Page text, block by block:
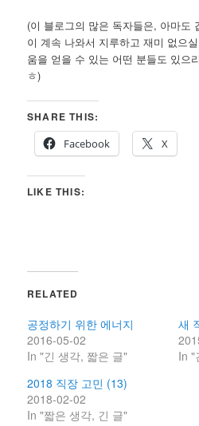
(이 블로그의 많은 독자들은, 아마도
이 계속 나와서 지루하고 재미 없으
움을 얻을 수 있는 어떤 분들도 있으
ㅎ)
SHARE THIS:
Facebook
X
LIKE THIS:
RELATED
공정하기 위한 에너지
2016-05-02
In "긴 생각, 짧은 글"
새
In "
2018 직장 고민 (13)
2018-02-02
In "짧은 생각, 긴 글"